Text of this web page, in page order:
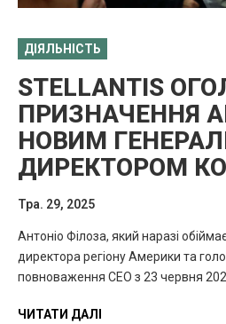
ДІЯЛЬНІСТЬ
STELLANTIS
ПРИЗНАЧЕННЯ
НОВИМ
ДИРЕКТОРОМ
Тра. 29, 2025
Антоніо Філоза, який наразі
директора регіону Америки та
повноваження CEO з 23 червня
ЧИТАТИ ДАЛІ